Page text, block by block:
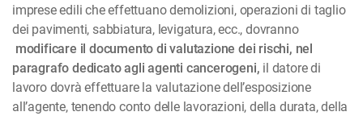
imprese edili che effettuano demolizioni, operazioni di taglio
dei pavimenti, sabbiatura, levigatura, ecc., dovranno
modificare il documento di valutazione dei rischi, nel
paragrafo dedicato agli agenti cancerogeni, il datore di
lavoro dovrà effettuare la valutazione dell’esposizione
all’agente, tenendo conto delle lavorazioni, della durata, della